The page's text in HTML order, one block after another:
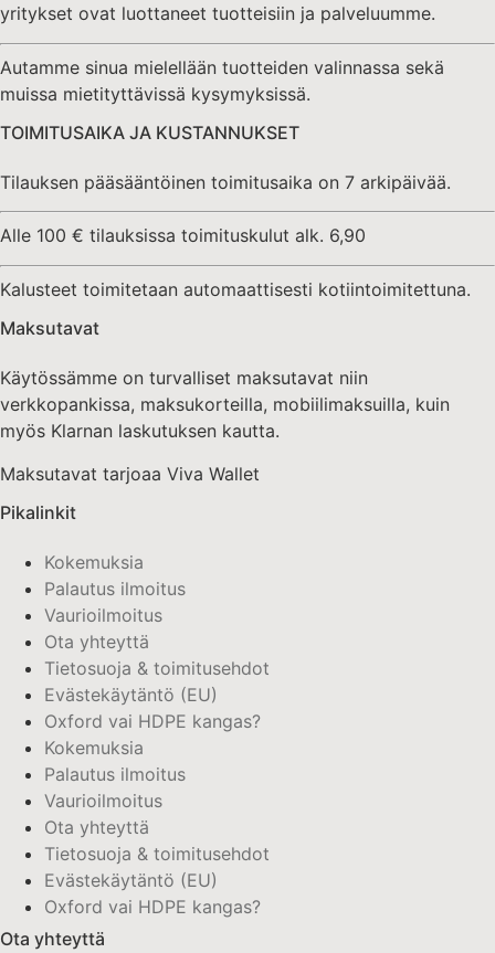
yritykset ovat luottaneet tuotteisiin ja palveluumme.
Autamme sinua mielellään tuotteiden valinnassa sekä
muissa mietityttävissä kysymyksissä.
TOIMITUSAIKA JA KUSTANNUKSET
Tilauksen pääsääntöinen toimitusaika on 7 arkipäivää.
Alle 100 € tilauksissa toimituskulut alk. 6,90
Kalusteet toimitetaan automaattisesti kotiintoimitettuna.
Maksutavat
Käytössämme on turvalliset maksutavat niin
verkkopankissa, maksukorteilla, mobiilimaksuilla, kuin
myös Klarnan laskutuksen kautta.
Maksutavat tarjoaa Viva Wallet
Pikalinkit
Kokemuksia
Palautus ilmoitus
Vaurioilmoitus
Ota yhteyttä
Tietosuoja & toimitusehdot
Evästekäytäntö (EU)
Oxford vai HDPE kangas?
Kokemuksia
Palautus ilmoitus
Vaurioilmoitus
Ota yhteyttä
Tietosuoja & toimitusehdot
Evästekäytäntö (EU)
Oxford vai HDPE kangas?
Ota yhteyttä